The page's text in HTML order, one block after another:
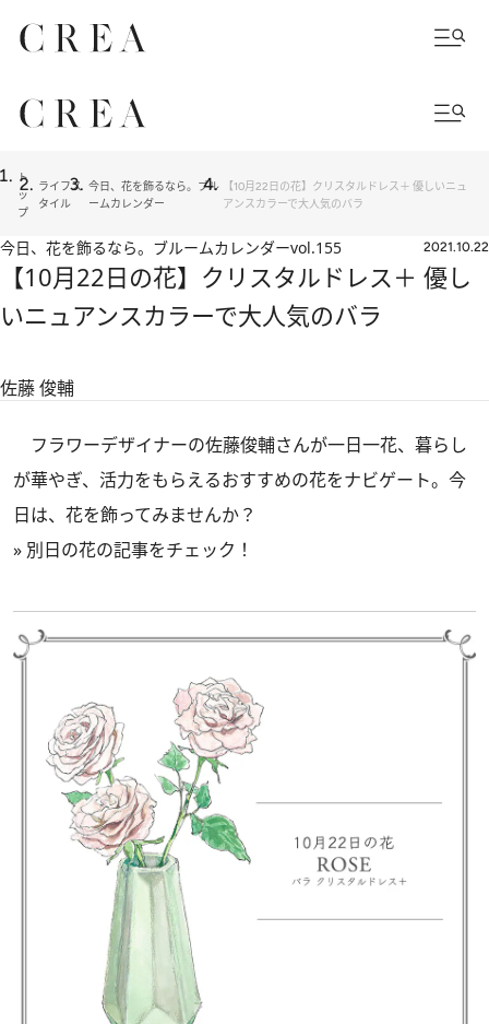
ト
ッ
プ
ライフス
タイル
今日、花を飾るなら。ブル
ームカレンダー
【10月22日の花】クリスタルドレス＋ 優しいニュ
アンスカラーで大人気のバラ
今日、花を飾るなら。ブルームカレンダーvol.155 2021.10.22
【10月22日の花】クリスタルドレス＋ 優し
いニュアンスカラーで大人気のバラ
佐藤 俊輔
フラワーデザイナーの佐藤俊輔さんが一日一花、暮らし
が華やぎ、活力をもらえるおすすめの花をナビゲート。今
日は、花を飾ってみませんか？
» 別日の花の記事をチェック！